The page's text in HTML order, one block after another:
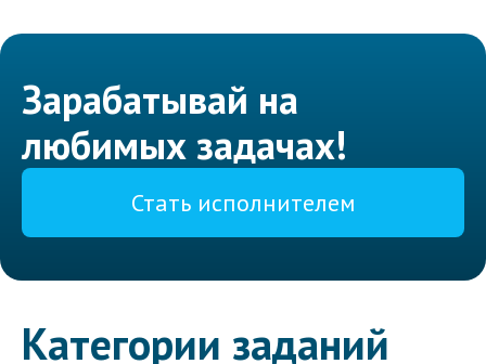
Зарабатывай на
любимых задачах!
Стать исполнителем
Категории заданий